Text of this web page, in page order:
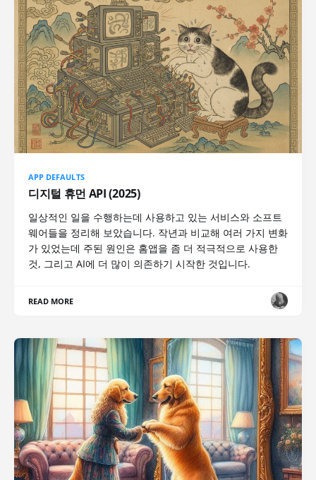
APP DEFAULTS
디지털 휴먼 API (2025)
일상적인 일을 수행하는데 사용하고 있는 서비스와 소프트
웨어들을 정리해 보았습니다. 작년과 비교해 여러 가지 변화
가 있었는데 주된 원인은 홈앱을 좀 더 적극적으로 사용한
것, 그리고 AI에 더 많이 의존하기 시작한 것입니다.
READ MORE